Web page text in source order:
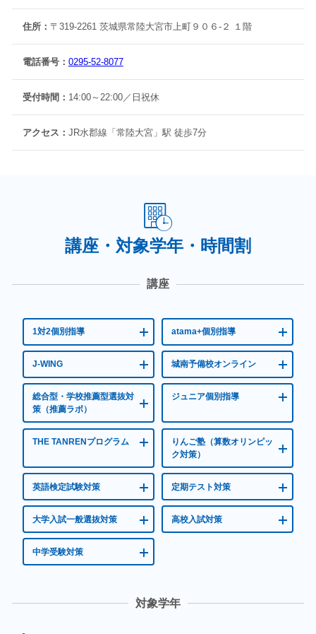
住所： 〒319-2261 茨城県常陸大宮市上町９０６-２ １階
電話番号： 0295-52-8077
受付時間： 14:00～22:00／日祝休
アクセス： JR水郡線「常陸大宮」駅 徒歩7分
講座・対象学年・時間割
講座
1対2個別指導 atama+個別指導
J-WING 城南予備校オンライン
総合型・学校推薦型選抜対
策（推薦ラボ）
ジュニア個別指導
THE TANRENプログラム
りんご塾（算数オリンピッ
ク対策）
英語検定試験対策 定期テスト対策
大学入試一般選抜対策 高校入試対策
中学受験対策
対象学年